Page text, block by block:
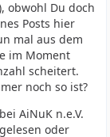
obwohl Du doch
Posts hier
mal aus dem
im Moment
scheitert.
noch so ist?
AiNuK n.e.V.
oder